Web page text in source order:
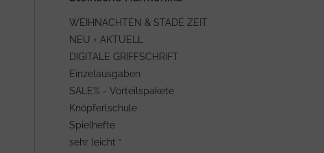
WEIHNACHTEN & STADE ZEIT
NEU + AKTUELL
DIGITALE GRIFFSCHRIFT
Einzelausgaben
SALE% - Vorteilspakete
Knöpferlschule
Spielhefte
sehr leicht *